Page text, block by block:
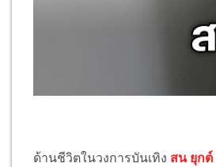
ด้านชีวิตในวงการบันเทิง สน ยุกต์